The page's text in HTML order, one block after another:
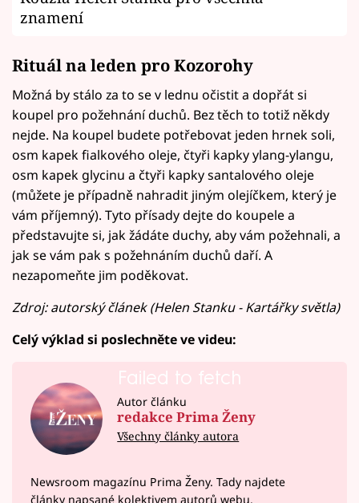
znamení
Rituál na leden pro Kozorohy
Možná by stálo za to se v lednu očistit a dopřát si
koupel pro požehnání duchů. Bez těch to totiž někdy
nejde. Na koupel budete potřebovat jeden hrnek soli,
osm kapek fialkového oleje, čtyři kapky ylang-ylangu,
osm kapek glycinu a čtyři kapky santalového oleje
(můžete je případně nahradit jiným olejíčkem, který je
vám příjemný). Tyto přísady dejte do koupele a
představujte si, jak žádáte duchy, aby vám požehnali, a
jak se vám pak s požehnáním duchů daří. A
nezapomeňte jim poděkovat.
Zdroj: autorský článek (Helen Stanku - Kartářky světla)
Celý výklad si poslechněte ve videu:
Failed to fetch
Autor článku
redakce Prima Ženy
Všechny články autora
Newsroom magazínu Prima Ženy. Tady najdete
články napsané kolektivem autorů webu.